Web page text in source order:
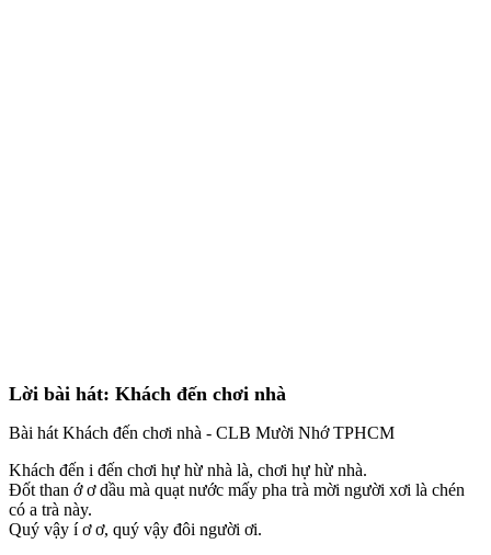
Lời bài hát: Khách đến chơi nhà
Bài hát Khách đến chơi nhà - CLB Mười Nhớ TPHCM
Khách đến i đến chơi hự hừ nhà là, chơi hự hừ nhà.
Đốt than ớ ơ dầu mà quạt nước mấy pha trà mời người xơi là chén
có a trà này.
Quý vậy í ơ ơ, quý vậy đôi người ơi.